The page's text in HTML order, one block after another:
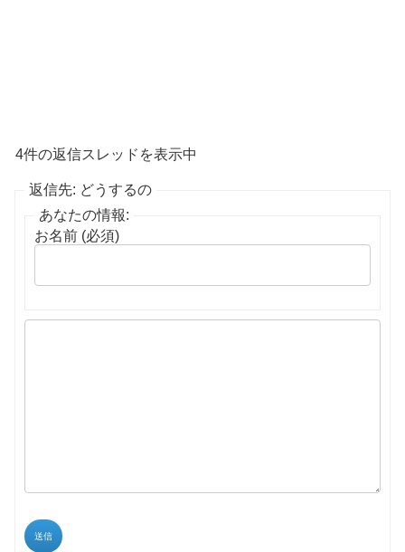
4件の返信スレッドを表示中
返信先: どうするの
あなたの情報:
お名前 (必須)
送信